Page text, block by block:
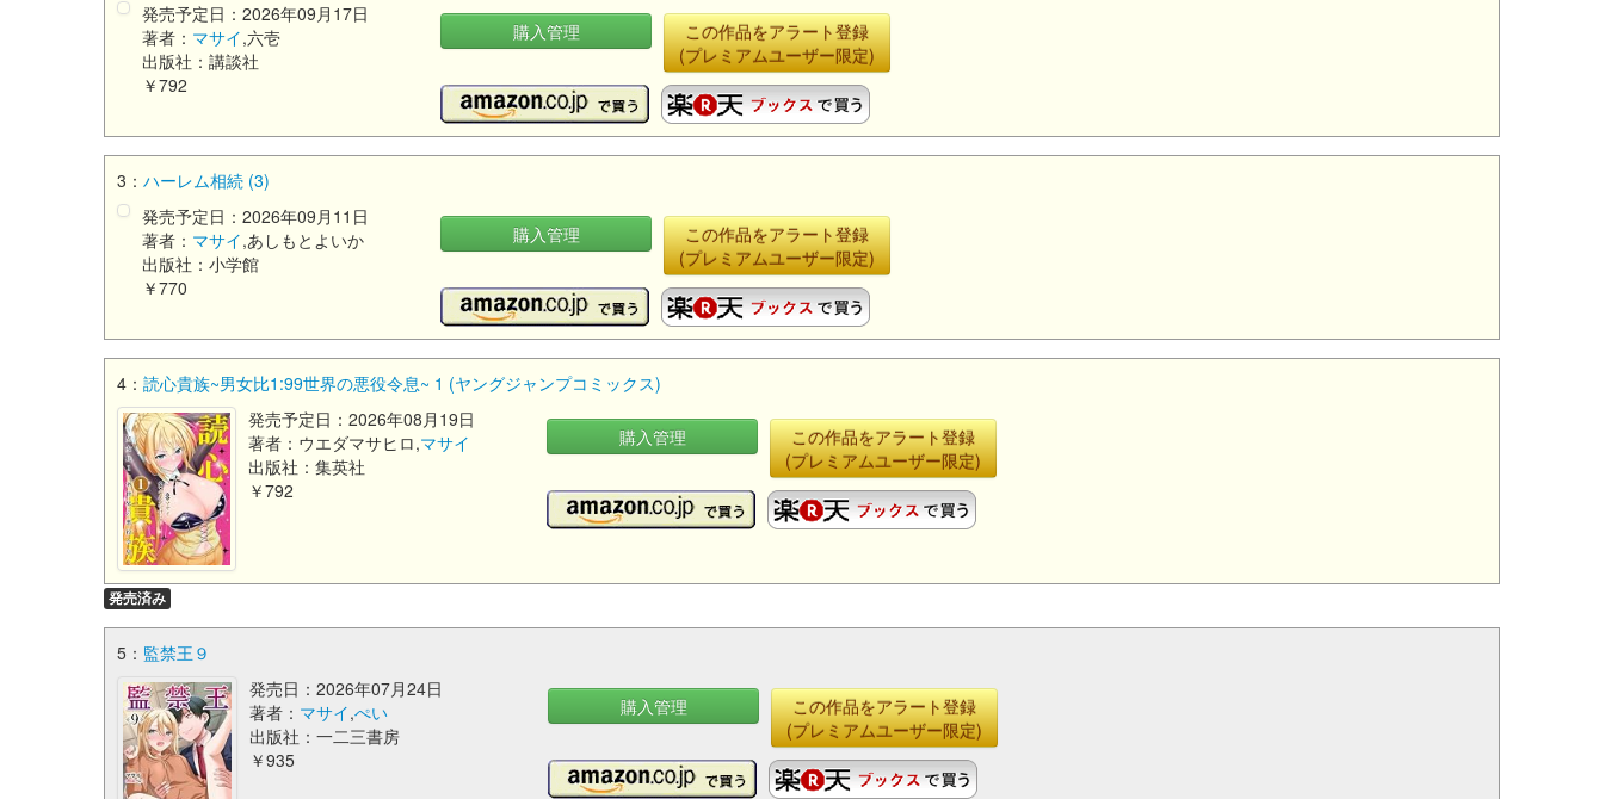
発売予定日：2026年09月17日
著者： マサイ,六壱
出版社：講談社
￥792
購入管理
この作品をアラート登録
(プレミアムユーザー限定)
3： ハーレム相続 (3)
発売予定日：2026年09月11日
著者： マサイ,あしもとよいか
出版社：小学館
￥770
購入管理
この作品をアラート登録
(プレミアムユーザー限定)
4： 読心貴族~男女比1:99世界の悪役令息~ 1 (ヤングジャンプコミックス)
発売予定日：2026年08月19日
著者：ウエダマサヒロ,マサイ
出版社：集英社
￥792
購入管理
この作品をアラート登録
(プレミアムユーザー限定)
発売済み
5： 監禁王９
発売日：2026年07月24日
著者： マサイ,ぺい
出版社：一二三書房
￥935
購入管理
この作品をアラート登録
(プレミアムユーザー限定)